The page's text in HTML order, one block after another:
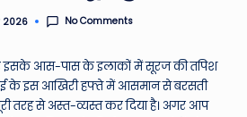
2026 No Comments
और इसके आस-पास के इलाकों में सूरज की तपिश
मई के इस आखिरी हफ्ते में आसमान से बरसती
से अस्त-व्यस्त कर दिया है। अगर आप